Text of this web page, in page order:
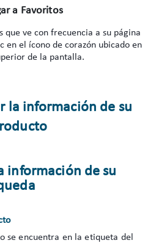
a Favoritos
que ve con frecuencia a su página
en el ícono de corazón ubicado en
de la pantalla.
la información de su
información de su
se encuentra en la etiqueta del